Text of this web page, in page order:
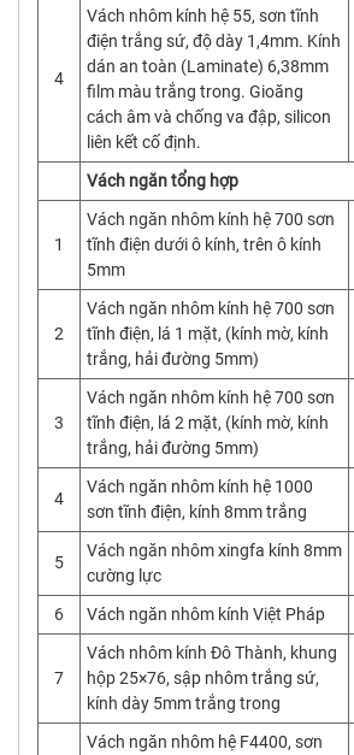
4
Vách nhôm kính hệ 55, sơn tĩnh
điện trắng sứ, độ dày 1,4mm. Kính
dán an toàn (Laminate) 6,38mm
film màu trắng trong. Gioăng
cách âm và chống va đập, silicon
liên kết cố định.
Vách ngăn tổng hợp
1
Vách ngăn nhôm kính hệ 700 sơn
tĩnh điện dưới ô kính, trên ô kính
5mm
2
Vách ngăn nhôm kính hệ 700 sơn
tĩnh điện, lá 1 mặt, (kính mờ, kính
trắng, hải đường 5mm)
3
Vách ngăn nhôm kính hệ 700 sơn
tĩnh điện, lá 2 mặt, (kính mờ, kính
trắng, hải đường 5mm)
4
Vách ngăn nhôm kính hệ 1000
sơn tĩnh điện, kính 8mm trắng
5
Vách ngăn nhôm xingfa kính 8mm
cường lực
6 Vách ngăn nhôm kính Việt Pháp
7
Vách nhôm kính Đô Thành, khung
hộp 25×76, sập nhôm trắng sứ,
kính dày 5mm trắng trong
Vách ngăn nhôm hệ F4400, sơn